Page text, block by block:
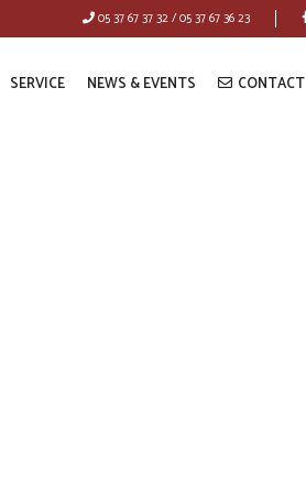
05 37 67 37 32 / 05 37 67 36 23
SERVICE NEWS & EVENTS CONTACT